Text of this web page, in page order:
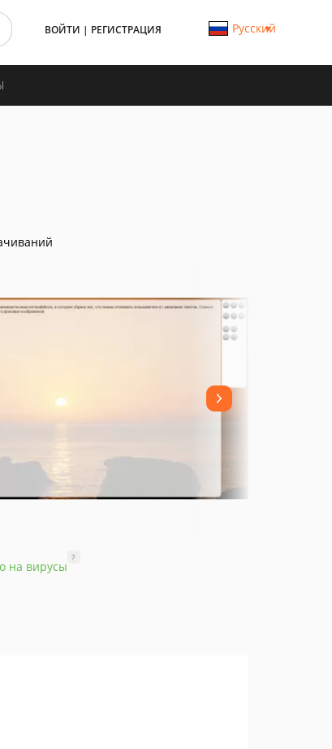
ВОЙТИ | РЕГИСТРАЦИЯ Русский
на вирусы
?